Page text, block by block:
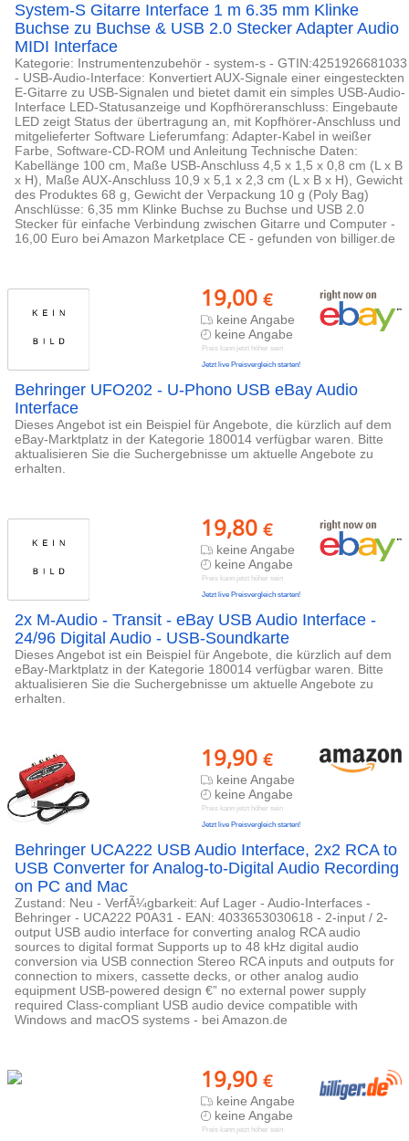
System-S Gitarre Interface 1 m 6.35 mm Klinke
Buchse zu Buchse & USB 2.0 Stecker Adapter Audio
MIDI Interface
Kategorie: Instrumentenzubehör - system-s - GTIN:4251926681033
- USB-Audio-Interface: Konvertiert AUX-Signale einer eingesteckten
E-Gitarre zu USB-Signalen und bietet damit ein simples USB-Audio-
Interface LED-Statusanzeige und Kopfhöreranschluss: Eingebaute
LED zeigt Status der übertragung an, mit Kopfhörer-Anschluss und
mitgelieferter Software Lieferumfang: Adapter-Kabel in weißer
Farbe, Software-CD-ROM und Anleitung Technische Daten:
Kabellänge 100 cm, Maße USB-Anschluss 4,5 x 1,5 x 0,8 cm (L x B
x H), Maße AUX-Anschluss 10,9 x 5,1 x 2,3 cm (L x B x H), Gewicht
des Produktes 68 g, Gewicht der Verpackung 10 g (Poly Bag)
Anschlüsse: 6,35 mm Klinke Buchse zu Buchse und USB 2.0
Stecker für einfache Verbindung zwischen Gitarre und Computer -
16,00 Euro bei Amazon Marketplace CE - gefunden von billiger.de
19,00 €
keine Angabe
keine Angabe
Preis kann jetzt höher sein
Jetzt live Preisvergleich starten!
Behringer UFO202 - U-Phono USB eBay Audio
Interface
Dieses Angebot ist ein Beispiel für Angebote, die kürzlich auf dem
eBay-Marktplatz in der Kategorie 180014 verfügbar waren. Bitte
aktualisieren Sie die Suchergebnisse um aktuelle Angebote zu
erhalten.
19,80 €
keine Angabe
keine Angabe
Preis kann jetzt höher sein
Jetzt live Preisvergleich starten!
2x M-Audio - Transit - eBay USB Audio Interface -
24/96 Digital Audio - USB-Soundkarte
Dieses Angebot ist ein Beispiel für Angebote, die kürzlich auf dem
eBay-Marktplatz in der Kategorie 180014 verfügbar waren. Bitte
aktualisieren Sie die Suchergebnisse um aktuelle Angebote zu
erhalten.
19,90 €
keine Angabe
keine Angabe
Preis kann jetzt höher sein
Jetzt live Preisvergleich starten!
Behringer UCA222 USB Audio Interface, 2x2 RCA to
USB Converter for Analog-to-Digital Audio Recording
on PC and Mac
Zustand: Neu - VerfÃ¼gbarkeit: Auf Lager - Audio-Interfaces -
Behringer - UCA222 P0A31 - EAN: 4033653030618 - 2-input / 2-
output USB audio interface for converting analog RCA audio
sources to digital format Supports up to 48 kHz digital audio
conversion via USB connection Stereo RCA inputs and outputs for
connection to mixers, cassette decks, or other analog audio
equipment USB-powered design €” no external power supply
required Class-compliant USB audio device compatible with
Windows and macOS systems - bei Amazon.de
19,90 €
keine Angabe
keine Angabe
Preis kann jetzt höher sein